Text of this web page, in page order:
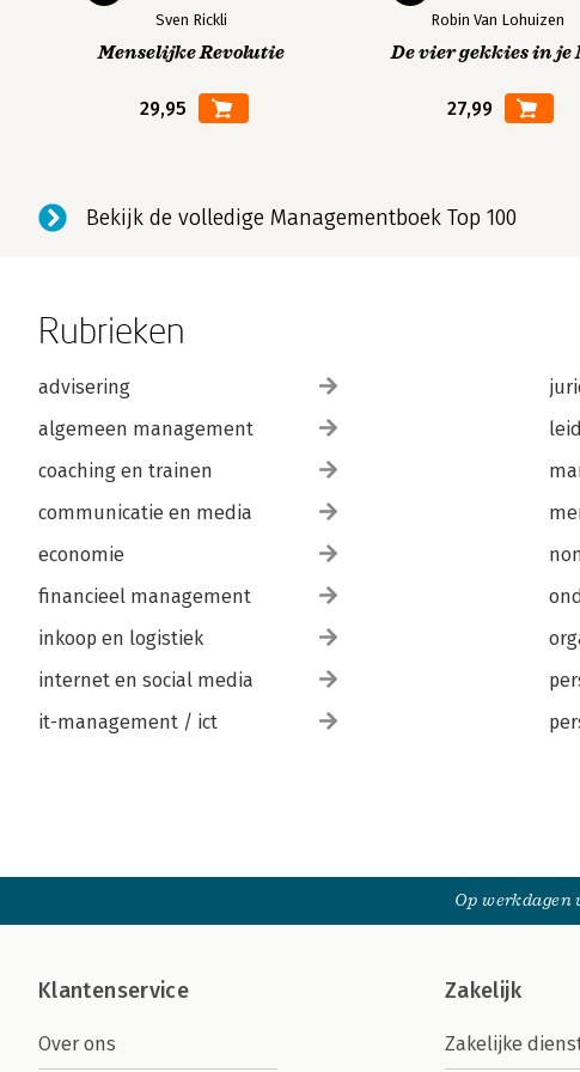
Sven Rickli
Menselijke Revolutie
29,95
Robin Van Lohuizen
De vier gekkies in je
27,99
Bekijk de volledige Managementboek Top 100
Rubrieken
advisering
algemeen management
coaching en trainen
communicatie en media
economie
financieel management
inkoop en logistiek
internet en social media
it-management / ict
Op werkdagen
Klantenservice
Over ons
Zakelijk
Zakelijke